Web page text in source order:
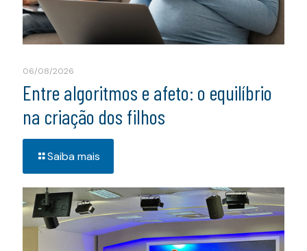
06/08/2026
Entre algoritmos e afeto: o equilíbrio
na criação dos filhos
Saiba mais